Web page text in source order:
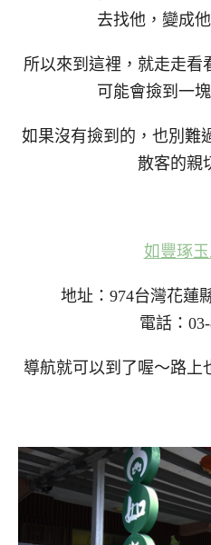
去找他，變成
所以來到這裡，就走走看
可能會撿到一
如果沒有撿到的，也別難
散客的親
如豐琢
地址：974台灣花蓮
電話：
導航就可以到了喔～路上